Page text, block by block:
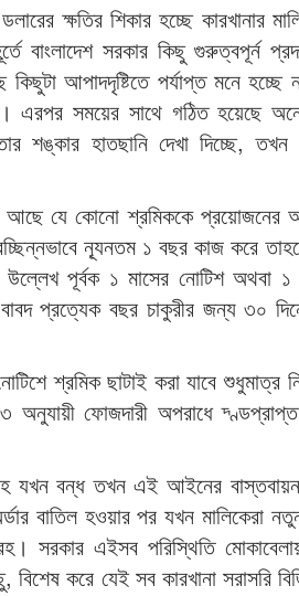
ক্ষতির শিকার হচ্ছে কারখানার
বাংলাদেশ সরকার কিছু গুরুত্বপূর্ন
আপাদদৃষ্টিতে পর্যাপ্ত মনে হচ্ছে
সময়ের সাথে গঠিত হয়েছে
শঙ্কার হাতছানি দেখা দিচ্ছে,
যে কোনো শ্রমিককে প্রয়োজনের
ন্যূনতম ১ বছর কাজ করে
পূর্বক ১ মাসের নোটিশ অথবা ১
প্রত্যেক বছর চাকুরীর জন্য ৩০
শ্রমিক ছাটাই করা যাবে শুধুমাত্র
ফোজদারী অপরাধে
যখন বন্ধ তখন এই আইনের
বাতিল হওয়ার পর যখন মালিকেরা
সরকার এইসব পরিস্থিতি
বিশেষ করে যেই সব কারখানা সরাসরি